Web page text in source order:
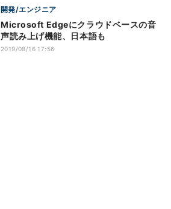
開発/エンジニア
Microsoft Edgeにクラウドベースの音
声読み上げ機能、日本語も
2019/08/16 17:56